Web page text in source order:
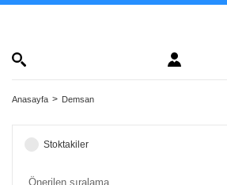
Anasayfa Demsan
Stoktakiler